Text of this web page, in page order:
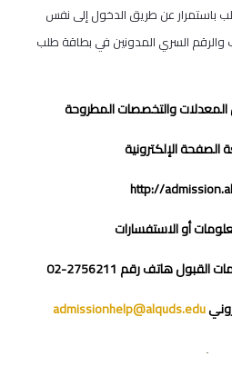
باستمرار عن طريق الدخول إلى نفس
والرقم السري المدونين في بطاقة طلب
والتخصصات المطروحة
الصفحة الإلكترونية
http://
أو الاستفسارات
القبول هاتف رقم02-2756211
admissionhelp@alquds.edu